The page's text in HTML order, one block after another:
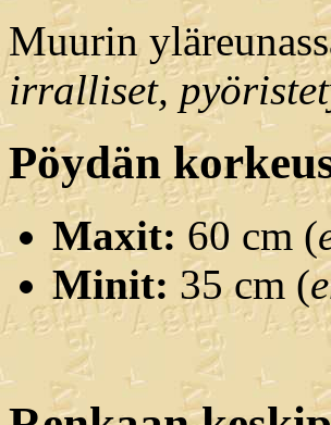
Muurin
irralliset,
Pöydän
Maxit: 60 cm (
Minit: 35 cm (